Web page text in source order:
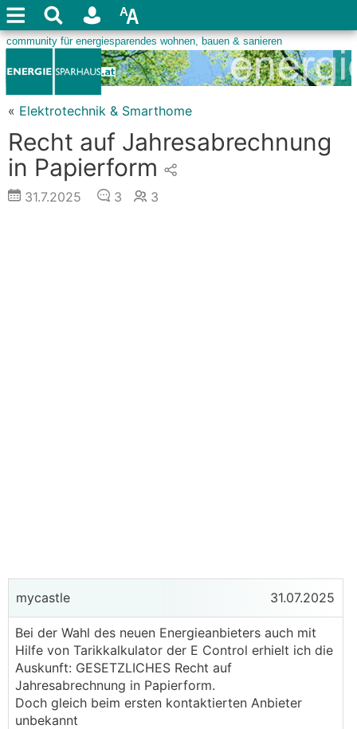
« Elektrotechnik & Smarthome
Recht auf Jahresabrechnung
in Papierform
31.7.2025 3 3
mycastle 31.07.2025
Bei der Wahl des neuen Energieanbieters auch mit
Hilfe von Tarikkalkulator der E Control erhielt ich die
Auskunft: GESETZLICHES Recht auf
Jahresabrechnung in Papierform.
Doch gleich beim ersten kontaktierten Anbieter
unbekannt